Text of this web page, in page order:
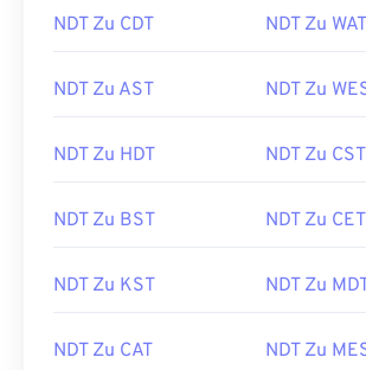
NDT Zu CDT NDT Zu WAT
NDT Zu AST NDT Zu
NDT Zu HDT NDT Zu CST
NDT Zu BST NDT Zu CET
NDT Zu KST NDT Zu
NDT Zu CAT NDT Zu